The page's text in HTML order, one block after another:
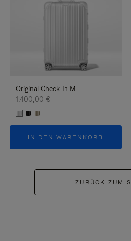
Original Check-In M
1.400,00 €
IN DEN WARENKORB
ZURÜCK ZUM